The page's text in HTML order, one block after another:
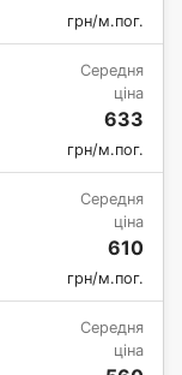
грн/м.пог.
Середня
ціна
633
грн/м.пог.
Середня
ціна
610
грн/м.пог.
Середня
ціна